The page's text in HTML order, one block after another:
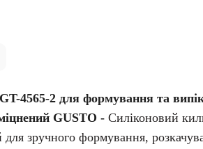
4565-2 для формування та
GUSTO - Силіконовий
для зручного формування,